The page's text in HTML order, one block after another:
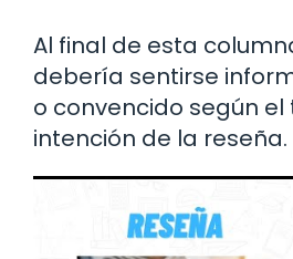
Al final de esta
debería sentirse
o convencido según el
intención de la reseña.